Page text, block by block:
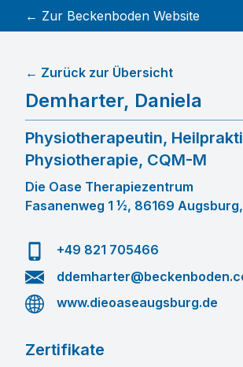
← Zur Beckenboden Website
Demharter, Daniela
← Zurück zur Übersicht
Physiotherapeutin,
Physiotherapie, CQM-M
Die Oase Therapiezentrum
Fasanenweg 1 ½, 86169
+49 821 705466
www.dieoaseaugsburg.de
Zertifikate